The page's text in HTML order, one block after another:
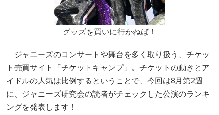
グッズを買いに行かねば！
ジャニーズのコンサートや舞台を多く取り扱う、チケッ
ト売買サイト「チケットキャンプ」。チケットの動きとア
イドルの人気は比例するということで、今回は8月第2週
に、ジャニーズ研究会の読者がチェックした公演のランキ
ングを発表します！